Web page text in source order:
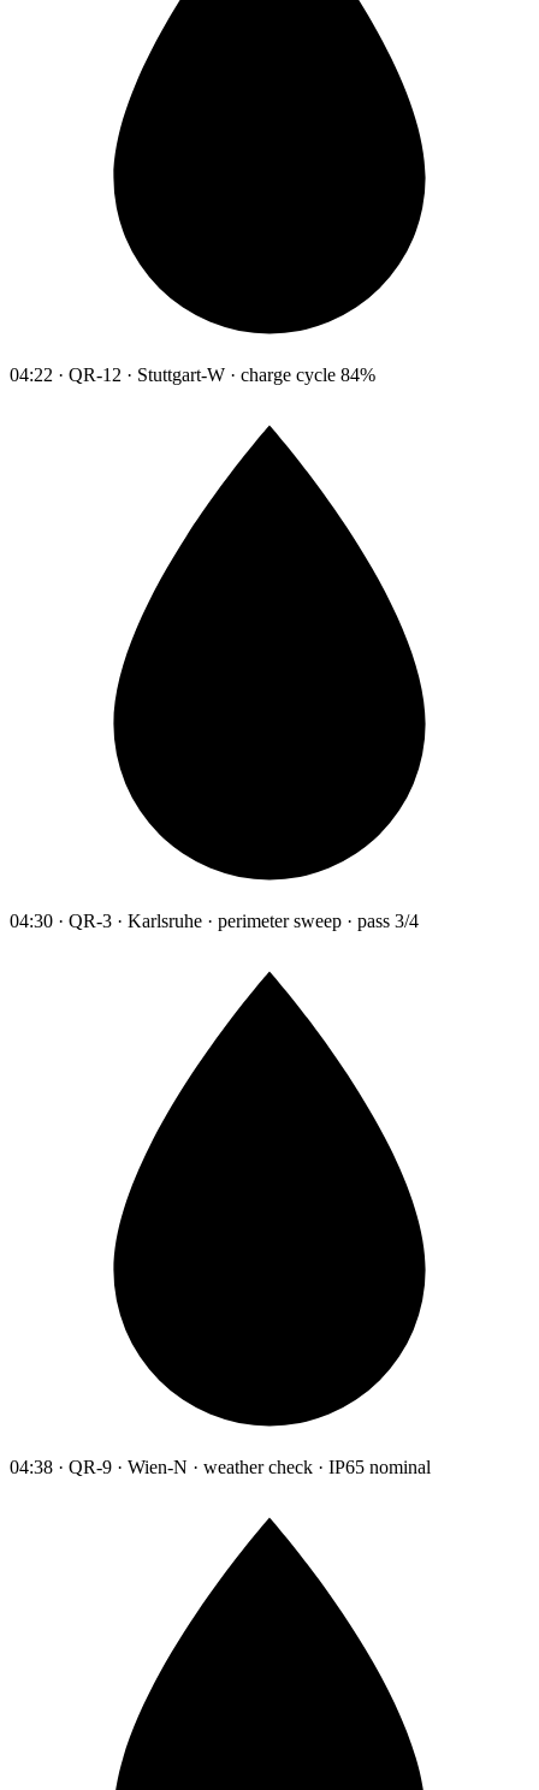
04:22 · QR-12 · Stuttgart-W · charge cycle 84%
04:30 · QR-3 · Karlsruhe · perimeter sweep · pass 3/4
04:38 · QR-9 · Wien-N · weather check · IP65 nominal